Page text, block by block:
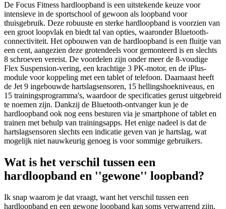
De Focus Fitness hardloopband is een uitstekende keuze voor
intensieve in de sportschool of gewoon als loopband voor
thuisgebruik. Deze robuuste en sterke hardloopband is voorzien van
een groot loopvlak en biedt tal van opties, waaronder Bluetooth-
connectiviteit. Het opbouwen van de hardloopband is een fluitje van
een cent, aangezien deze grotendeels voor gemonteerd is en slechts
8 schroeven vereist. De voordelen zijn onder meer de 8-voudige
Flex Suspension-vering, een krachtige 3 PK-motor, en de iPlus-
module voor koppeling met een tablet of telefoon. Daarnaast heeft
de Jet 9 ingebouwde hartslagsensoren, 15 hellingshoekniveaus, en
15 trainingsprogramma's, waardoor de specificaties gerust uitgebreid
te noemen zijn. Dankzij de Bluetooth-ontvanger kun je de
hardloopband ook nog eens besturen via je smartphone of tablet en
trainen met behulp van trainingsapps. Het enige nadeel is dat de
hartslagsensoren slechts een indicatie geven van je hartslag, wat
mogelijk niet nauwkeurig genoeg is voor sommige gebruikers.
Wat is het verschil tussen een
hardloopband en ''gewone'' loopband?
Ik snap waarom je dat vraagt, want het verschil tussen een
hardloopband en een gewone loopband kan soms verwarrend zijn,